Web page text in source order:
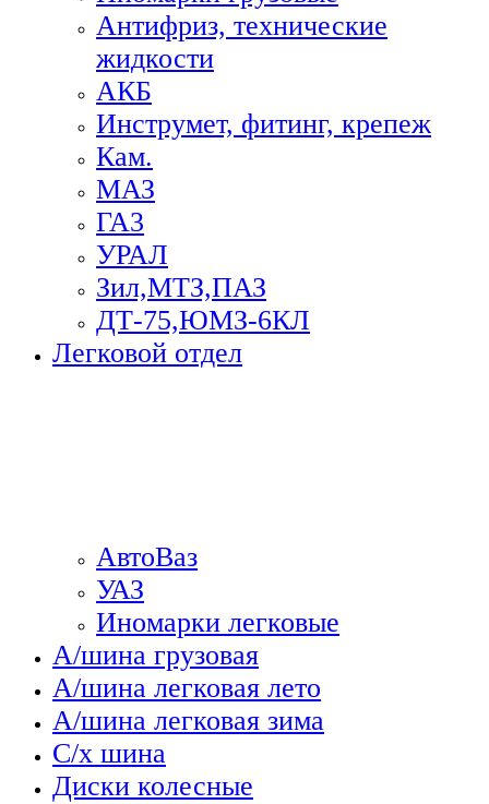
Антифриз, технические
жидкости
АКБ
Инструмет, фитинг, крепеж
Кам.
МАЗ
ГА3
УРАЛ
Зил,МТЗ,ПАЗ
ДТ-75,ЮМЗ-6КЛ
Легковой отдел
АвтоВаз
УАЗ
Иномарки легковые
А/шина грузовая
А/шина легковая лето
А/шина легковая зима
С/х шина
Диски колесные